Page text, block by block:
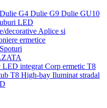
Dulie G4 Dulie G9 Dulie GU10
LED
decorative Aplice si
ermetice
Spoturi
LED integrat Corp ermetic T8
T8 High-bay Iluminat stradal